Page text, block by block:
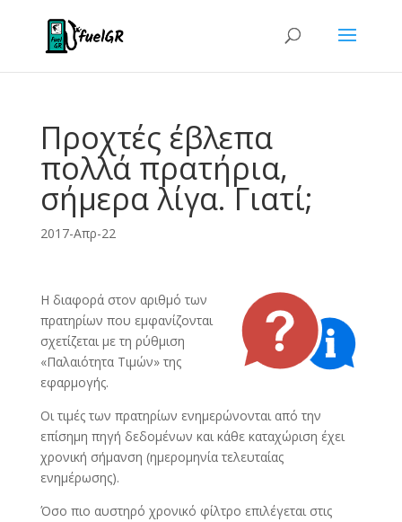
Προχτές έβλεπα
πολλά πρατήρια,
σήμερα λίγα. Γιατί;
2017-Απρ-22
Η διαφορά στον αριθμό των
πρατηρίων που εμφανίζονται
σχετίζεται με τη ρύθμιση
«Παλαιότητα Τιμών» της
εφαρμογής.
Οι τιμές των πρατηρίων ενημερώνονται από την
επίσημη πηγή δεδομένων και κάθε καταχώριση έχει
χρονική σήμανση (ημερομηνία τελευταίας
ενημέρωσης).
Όσο πιο αυστηρό χρονικό φίλτρο επιλέγεται στις